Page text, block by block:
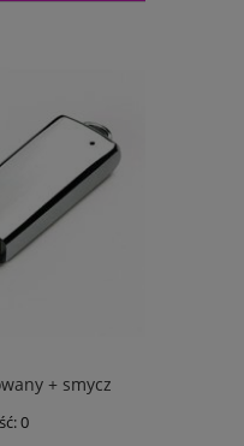
+ smycz
0